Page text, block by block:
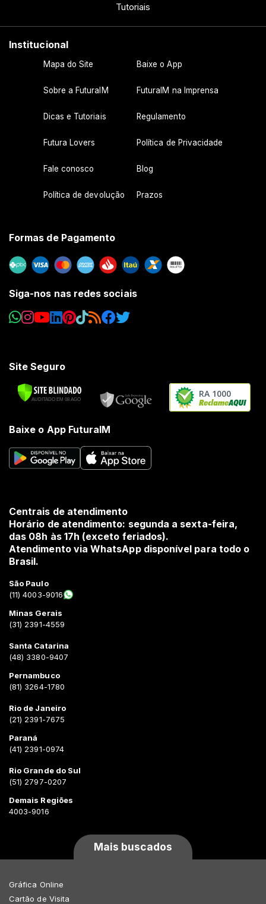
Tutoriais
Institucional
Mapa do Site Baixe o App
Sobre a FuturaIM FuturaIM na Imprensa
Dicas e Tutoriais Regulamento
Futura Lovers Política de Privacidade
Fale conosco Blog
Política de devolução Prazos
Formas de Pagamento
Siga-nos nas redes sociais
Site Seguro
RA 1000
Baixe o App FuturaIM
Centrais de atendimento
Horário de atendimento: segunda a sexta-feira,
das 08h às 17h (exceto feriados).
Atendimento via WhatsApp disponível para todo o
Brasil.
São Paulo
(11) 4003-9016
Minas Gerais
(31) 2391-4559
Santa Catarina
(48) 3380-9407
Pernambuco
(81) 3264-1780
Rio de Janeiro
(21) 2391-7675
Paraná
(41) 2391-0974
Rio Grande do Sul
(51) 2797-0207
Demais Regiões
4003-9016
Mais buscados
Gráfica Online
Cartão de Visita